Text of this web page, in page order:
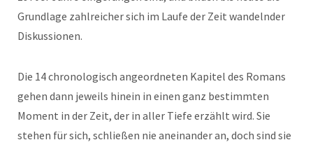
Grundlage zahlreicher sich im Laufe der Zeit wandelnder
Diskussionen.
Die 14 chronologisch angeordneten Kapitel des Romans
gehen dann jeweils hinein in einen ganz bestimmten
Moment in der Zeit, der in aller Tiefe erzählt wird. Sie
stehen für sich, schließen nie aneinander an, doch sind sie